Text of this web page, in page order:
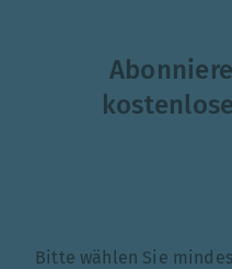
Bitte wählen Sie